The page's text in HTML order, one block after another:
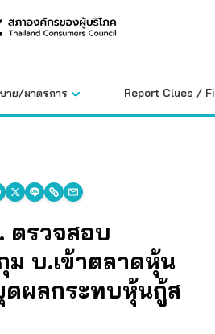
าย/มาตรการ Report Clues /
ตรวจสอบ
ม บ.เข้าตลาดหุ้น
ดผลกระทบหุ้นกู้ส